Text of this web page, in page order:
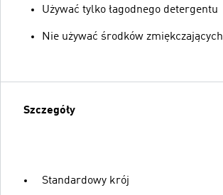
Używać tylko łagodnego detergentu
Nie używać środków zmiękczających
Szczegóły
Standardowy krój